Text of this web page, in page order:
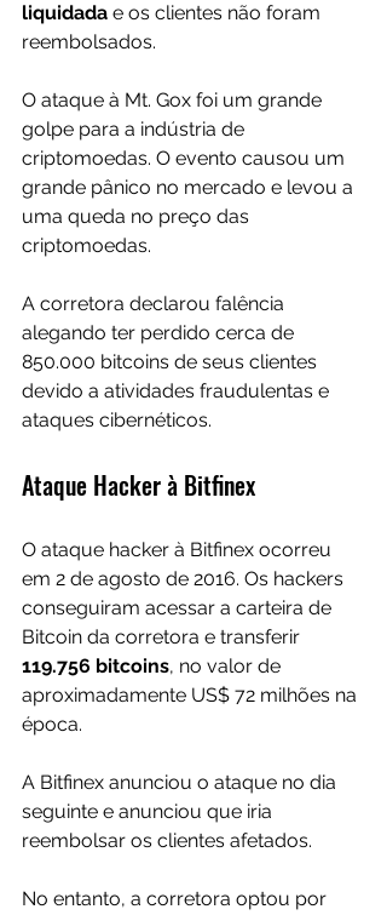
liquidada e os clientes não foram
reembolsados.
O ataque à Mt. Gox foi um grande
golpe para a indústria de
criptomoedas. O evento causou um
grande pânico no mercado e levou a
uma queda no preço das
criptomoedas.
A corretora declarou falência
alegando ter perdido cerca de
850.000 bitcoins de seus clientes
devido a atividades fraudulentas e
ataques cibernéticos.
Ataque Hacker à Bitfinex
O ataque hacker à Bitfinex ocorreu
em 2 de agosto de 2016. Os hackers
conseguiram acessar a carteira de
Bitcoin da corretora e transferir
119.756 bitcoins, no valor de
aproximadamente US$ 72 milhões na
época.
A Bitfinex anunciou o ataque no dia
seguinte e anunciou que iria
reembolsar os clientes afetados.
No entanto, a corretora optou por